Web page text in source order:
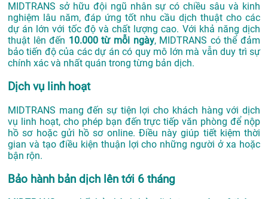
MIDTRANS sở hữu đội ngũ nhân sự có chiều sâu và kinh
nghiệm lâu năm, đáp ứng tốt nhu cầu dịch thuật cho các
dự án lớn với tốc độ và chất lượng cao. Với khả năng dịch
thuật lên đến 10.000 từ mỗi ngày, MIDTRANS có thể đảm
bảo tiến độ của các dự án có quy mô lớn mà vẫn duy trì sự
chính xác và nhất quán trong từng bản dịch.
Dịch vụ linh hoạt
MIDTRANS mang đến sự tiện lợi cho khách hàng với dịch
vụ linh hoạt, cho phép bạn đến trực tiếp văn phòng để nộp
hồ sơ hoặc gửi hồ sơ online. Điều này giúp tiết kiệm thời
gian và tạo điều kiện thuận lợi cho những người ở xa hoặc
bận rộn.
Bảo hành bản dịch lên tới 6 tháng